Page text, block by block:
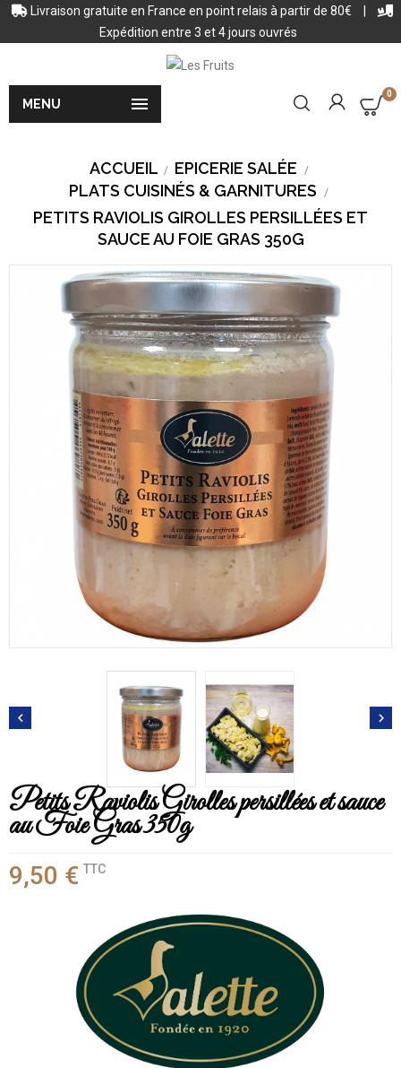
Livraison gratuite en France en point relais à partir de 80€
Expédition entre 3 et 4 jours ouvrés

MENU
0
ACCUEIL
EPICERIE SALÉE
PLATS CUISINÉS & GARNITURES
PETITS RAVIOLIS GIROLLES PERSILLÉES ET
SAUCE AU FOIE GRAS 350G
 
Petits Raviolis Girolles persillées et sauce
au Foie Gras 350g
9,50 € TTC